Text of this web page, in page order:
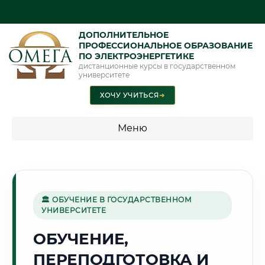
ДОПОЛНИТЕЛЬНОЕ
ПРОФЕССИОНАЛЬНОЕ ОБРАЗОВАНИЕ
ПО ЭЛЕКТРОЭНЕРГЕТИКЕ
дистанционные курсы в государственном
университете
ХОЧУ УЧИТЬСЯ➜
Меню
🏭
Г. НИЖНЕКАМСК
🏛 ОБУЧЕНИЕ В ГОСУДАРСТВЕННОМ
УНИВЕРСИТЕТЕ
ОБУЧЕНИЕ,
ПЕРЕПОДГОТОВКА И